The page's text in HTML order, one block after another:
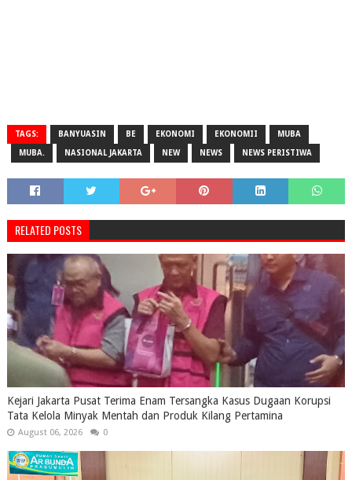
TAGS: BANYUASIN BE EKONOMI EKONOMII MUBA
MUBA. NASIONAL JAKARTA NEW NEWS NEWS PERISTIWA
RELATED POSTS
Kejari Jakarta Pusat Terima Enam Tersangka Kasus Dugaan Korupsi
Tata Kelola Minyak Mentah dan Produk Kilang Pertamina
August 06, 2026 0